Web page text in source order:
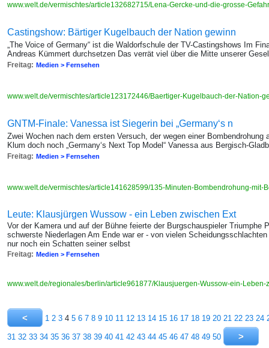
www.welt.de/vermischtes/article132682715/Lena-Gercke-und-die-grosse-
Castingshow: Bärtiger Kugelbauch der Nation gewinn
„The Voice of Germany“ ist die Waldorfschule der TV-Castingshows Im
Andreas Kümmert durchsetzen Das verrät viel über die Mitte unserer
Freitag: Medien > Fernsehen
www.welt.de/vermischtes/article123172446/Baertiger-Kugelbauch-der-Nation-
GNTM-Finale: Vanessa ist Siegerin bei „Germany‘s n
Zwei Wochen nach dem ersten Versuch, der wegen einer Bombendrohung
Klum doch noch „Germany‘s Next Top Model“ Vanessa aus Bergisch-
Freitag: Medien > Fernsehen
www.welt.de/vermischtes/article141628599/135-Minuten-Bombendrohung-mit-
Leute: Klausjürgen Wussow - ein Leben zwischen Ext
Vor der Kamera und auf der Bühne feierte der Burgschauspieler Triumphe
schwerste Niederlagen Am Ende war er - von vielen
nur noch ein Schatten seiner selbst
Freitag: Medien > Fernsehen
www.welt.de/regionales/berlin/article961877/Klausjuergen-Wussow-ein-
1 2 3 4 5 6 7 8 9 10 11 12 13 14 15 16 17 18 19 20 21 22 23 24
31 32 33 34 35 36 37 38 39 40 41 42 43 44 45 46 47 48 49 50